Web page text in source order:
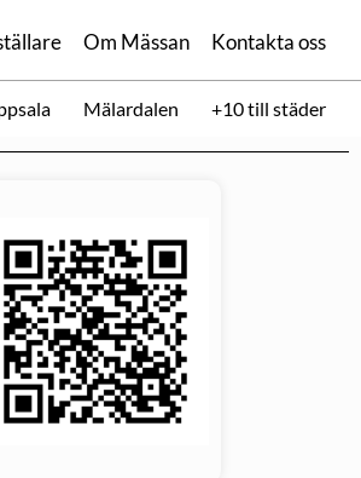
Om Mässan Kontakta oss
Mälardalen +10 till städer